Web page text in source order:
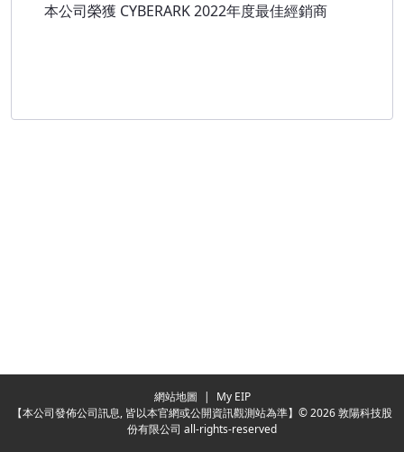
本公司榮獲 CYBERARK 2022年度最佳經銷商
網站地圖 |
My EIP
【本公司發佈公司訊息, 皆以本官網或公開資訊觀測站為準】© 2026 敦陽科技股
份有限公司 all-rights-reserved